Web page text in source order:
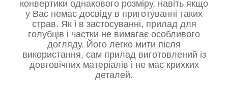
конвертики однакового розміру, навіть якщо
у Вас немає досвіду в приготуванні таких
страв. Як і в застосуванні, прилад для
голубців і частки не вимагає особливого
догляду. Його легко мити після
використання, сам прилад виготовлений із
довговічних матеріалів і не має крихких
деталей.